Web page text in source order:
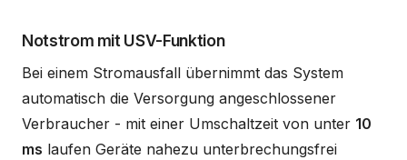
Notstrom mit USV-Funktion
Bei einem Stromausfall übernimmt das System
automatisch die Versorgung angeschlossener
Verbraucher - mit einer Umschaltzeit von unter 10
ms laufen Geräte nahezu unterbrechungsfrei